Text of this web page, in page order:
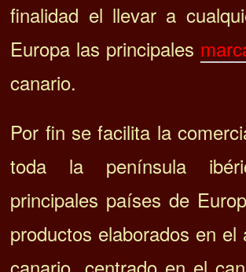
finalidad el llevar a
Europa las principales
canario.
Por fin se facilita la
toda la península
principales países de
productos elaborados en el